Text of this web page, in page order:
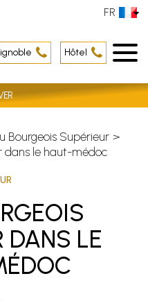
Hôtel
FR
Bourgeois Supérieur
dans le haut-médoc
DANS LE